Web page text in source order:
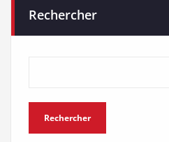
Rechercher
Rechercher